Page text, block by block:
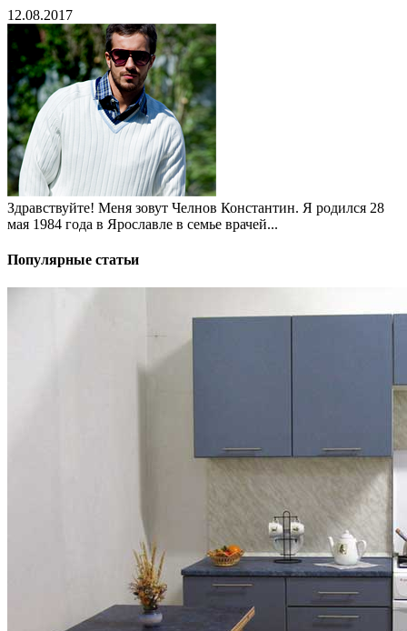
12.08.2017
Здравствуйте! Меня зовут Челнов Константин. Я родился 28
мая 1984 года в Ярославле в семье врачей...
Популярные статьи